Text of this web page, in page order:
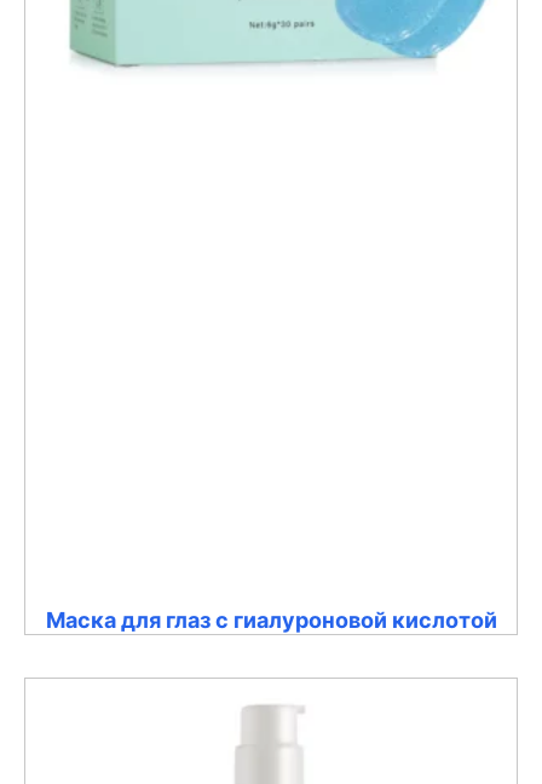
Маска для глаз с гиалуроновой кислотой